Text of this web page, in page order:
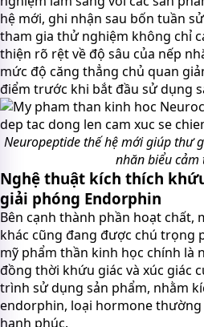
hệ mới, ghi nhận sau bốn tuần
tham gia thử nghiệm không chỉ
thiện rõ rệt về độ sâu của nếp
mức độ căng thẳng chủ quan
điểm trước khi bắt đầu sử dụng
Neuropeptide thế hệ mới giúp thư
nhăn biểu cảm
Nghệ thuật kích thích
giải phóng Endorphin
Bên cạnh thành phần hoạt chất,
khác cũng đang được chú trọng
mỹ phẩm thần kinh học chính là
đồng thời khứu giác và xúc giác
trình sử dụng sản phẩm, nhằm
endorphin, loại hormone
hạnh phúc.